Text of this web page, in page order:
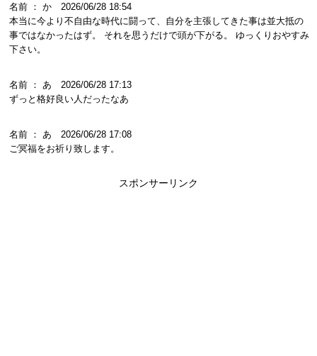
名前 ： か 2026/06/28 18:54
本当に今より不自由な時代に闘って、自分を主張してきた事は並大抵の
事ではなかったはず。 それを思うだけで頭が下がる。 ゆっくりおやすみ
下さい。
名前 ： あ 2026/06/28 17:13
ずっと格好良い人だったなあ
名前 ： あ 2026/06/28 17:08
ご冥福をお祈り致します。
スポンサーリンク